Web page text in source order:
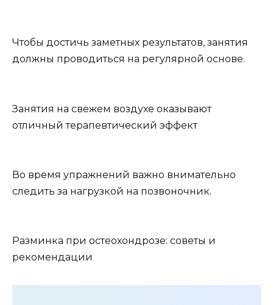
Чтобы достичь заметных результатов, занятия
должны проводиться на регулярной основе.
Занятия на свежем воздухе оказывают
отличный терапевтический эффект
Во время упражнений важно внимательно
следить за нагрузкой на позвоночник.
Разминка при остеохондрозе: советы и
рекомендации